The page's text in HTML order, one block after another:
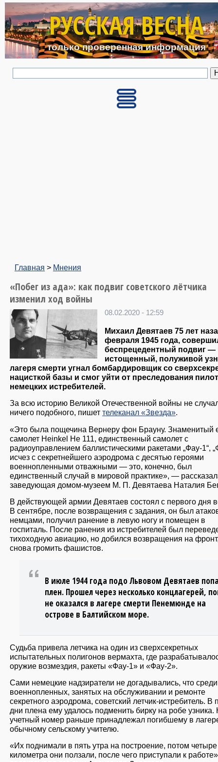
Перейти к основному
РУССКАЯ ВЕСНА
только проверенная информация
Главная > Мнения
«Побег из ада»: как подвиг советского лётчика
изменил ход войны
08.02.2020 - 12:59
Михаил Девятаев 75 лет
февраля 1945 года,
беспрецедентный подвиг —
истощенный, полуживой
лагеря смерти угнал бомбардировщик со
нацисткой базы и смог уйти от преследования
немецких истребителей.
За всю историю Великой Отечественной войны не
ничего подобного, пишет телеканал «Звезда».
«Это была пощечина Вернеру фон Брауну. Знаменитый
самолет Heinkel He 111, единственный самолет с
радиоуправлением баллистическими ракетами „Фау-1“,
исчез с секретнейшего аэродрома с десятью героями
военнопленными отважными — это, конечно, был
единственный случай в мировой практике», —
заведующая домом-музеем М. П. Девятаева Наталия
В действующей армии Девятаев состоял с первого дня
В сентябре, после возвращения с задания, он был
немцами, получил ранение в левую ногу и помещен в
госпиталь. После ранения из истребителей был
тихоходную авиацию, но добился возвращения на
снова громить фашистов.
В июле 1944 года подо Львовом Девятаев
плен. Прошел через несколько концлагерей,
не оказался в лагере смерти Пенемюнде на
острове в Балтийском море.
Судьба привела летчика на один из сверхсекретных
испытательных полигонов вермахта, где
оружие возмездия, ракеты «Фау-1» и «Фау-2».
Сами немецкие надзиратели не догадывались, что среди
военнопленных, занятых на обслуживании и ремонте
секретного аэродрома, советский летчик-истребитель. В
дни плена ему удалось подменить бирку на робе
учетный номер раньше принадлежал погибшему в
обычному сельскому учителю.
«Их поднимали в пять утра на построение, потом четыре
километра они ползали, после чего приступали к